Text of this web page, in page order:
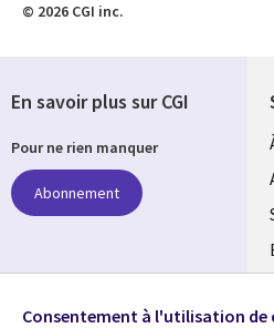
© 2026 CGI inc.
En savoir plus sur CGI
Pour ne rien manquer
Abonnement
Suivez-nous
Consentement à l'utilisation de